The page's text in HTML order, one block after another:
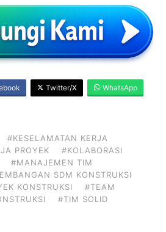
Twitter/X WhatsApp
#KESELAMATAN KERJA
PROYEK
#KOLABORASI
#MANAJEMEN TIM
SDM KONSTRUKSI
KONSTRUKSI
#TEAM
#TIM SOLID